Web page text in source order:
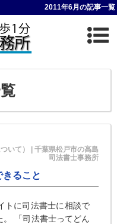
2011年6月の記事一覧
いて） | 千葉県松戸市の高島
司法書士事務所
ること
トに司法書士に相談で
。 「司法書士ってどん